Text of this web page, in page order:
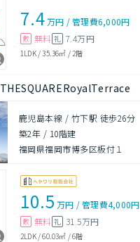
7.4万円 /管理費6,000円
敷 無料 礼 7.4万円
1LDK/35.36㎡ / 2階
THESQUARERoyalTerrace
鹿児島本線 / 竹下駅 徒歩26分
築2年 / 10階建
福岡県福岡市博多区板付１
10.5 万円 /管理費4,000円
敷 無料 礼 31.5万円
2LDK/60.03㎡ /6階